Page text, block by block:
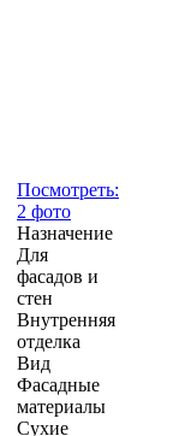
Посмотреть:
2 фото
Назначение
Для
фасадов и
стен
Внутренняя
отделка
Вид
Фасадные
материалы
Сухие